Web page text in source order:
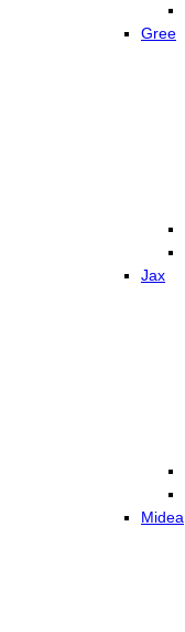
Gree
Jax
Midea